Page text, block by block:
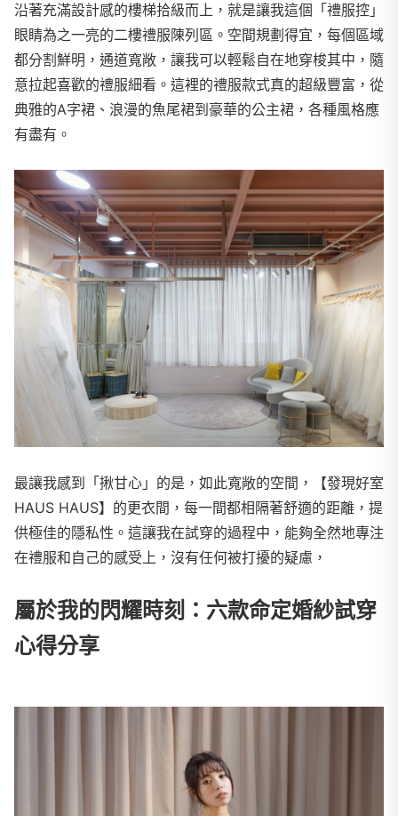
沿著充滿設計感的樓梯拾級而上，就是讓我這個「禮服控」
眼睛為之一亮的二樓禮服陳列區。空間規劃得宜，每個區域
都分割鮮明，通道寬敞，讓我可以輕鬆自在地穿梭其中，隨
意拉起喜歡的禮服細看。這裡的禮服款式真的超級豐富，從
典雅的A字裙、浪漫的魚尾裙到豪華的公主裙，各種風格應
有盡有。
最讓我感到「揪甘心」的是，如此寬敞的空間，【發現好室
HAUS HAUS】的更衣間，每一間都相隔著舒適的距離，提
供極佳的隱私性。這讓我在試穿的過程中，能夠全然地專注
在禮服和自己的感受上，沒有任何被打擾的疑慮，
屬於我的閃耀時刻：六款命定婚紗試穿
心得分享